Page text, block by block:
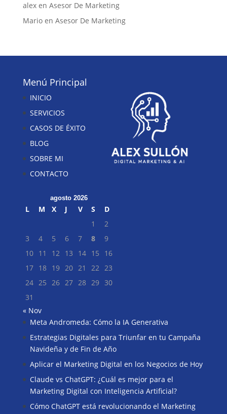
alexen Asesor De Marketing
Marioen Asesor De Marketing
Menú Principal
INICIO
SERVICIOS
CASOS DE ÉXITO
BLOG
SOBRE MI
CONTACTO
agosto 2026
L M X J V S
D
1
2
3
4 5 6 7 8
9
10 11 12 13 14 15
16
17 18 19 20 21 22 23
24 25 26 27 28 29 30
31
« Nov
Meta Andromeda: Cómo la IA Generativa
Estrategias Digitales para Triunfar en tu Campaña
Navideña y de Fin de Año
Aplicar el Marketing Digital en los Negocios de Hoy
Claude vs ChatGPT: ¿Cuál es mejor para el
Marketing Digital con Inteligencia Artificial?
Cómo ChatGPT está revolucionando el Marketing